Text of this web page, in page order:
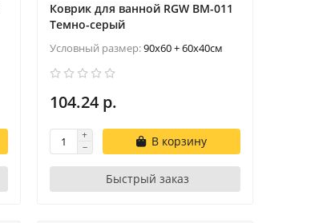
Коврик для ванной RGW BM-011
Темно-серый
Условный размер:90x60 + 60x40см
104.24 р.
В корзину
Быстрый заказ